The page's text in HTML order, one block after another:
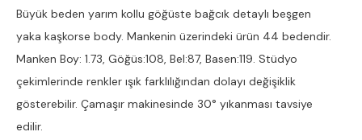
Büyük beden yarım kollu göğüste bağcık detaylı beşgen
yaka kaşkorse body. Mankenin üzerindeki ürün 44 bedendir.
Manken Boy: 1.73, Göğüs:108, Bel:87, Basen:119. Stüdyo
çekimlerinde renkler ışık farklılığından dolayı değişiklik
gösterebilir. Çamaşır makinesinde 30° yıkanması tavsiye
edilir.